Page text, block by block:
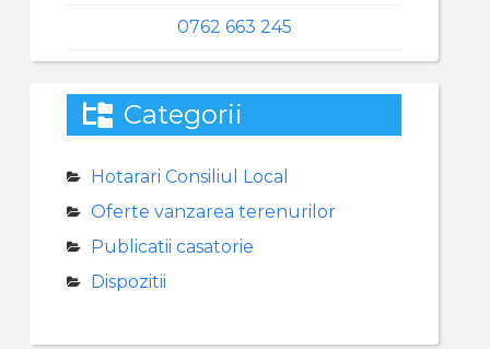
0762 663 245
Categorii
Hotarari Consiliul Local
Oferte vanzarea terenurilor
Publicatii casatorie
Dispozitii